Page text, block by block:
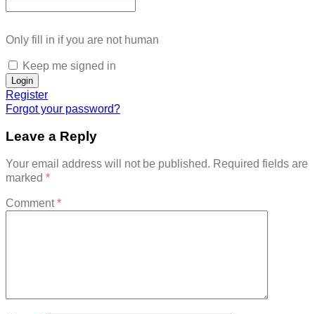
Only fill in if you are not human
Keep me signed in
Register
Forgot your password?
Leave a Reply
Your email address will not be published. Required fields are
marked *
Comment*